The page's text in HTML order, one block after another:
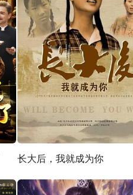
长大后，我就成为你